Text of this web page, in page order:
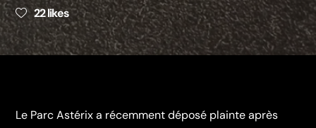
22likes
Le Parc Astérix a récemment déposé plainte après